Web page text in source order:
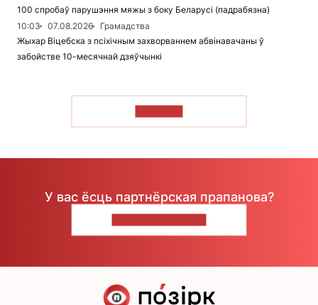
100 спробаў парушэння мяжы з боку Беларусі (падрабязна)
10:03
07.08.2026
Грамадства
Жыхар Віцебска з псіхічным захворваннем абвінавачаны ў
забойстве 10-месячнай дзяўчынкі
У вас ёсць партнёрская прапанова?